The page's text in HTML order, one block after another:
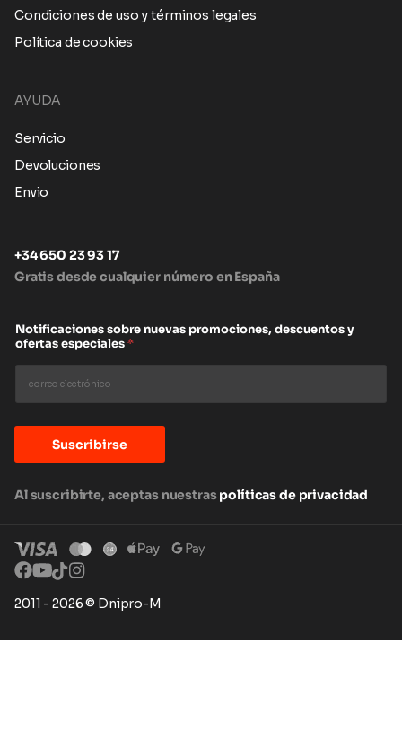
Condiciones de uso y términos legales
Política de cookies
AYUDA
Servicio
Devoluciones
Envio
+34 650 23 93 17
Gratis desde cualquier número en España
Notificaciones sobre nuevas promociones, descuentos y
ofertas especiales*
Suscribirse
Al suscribirte, aceptas nuestraspolíticas de privacidad
2011 - 2026 © Dnipro-M